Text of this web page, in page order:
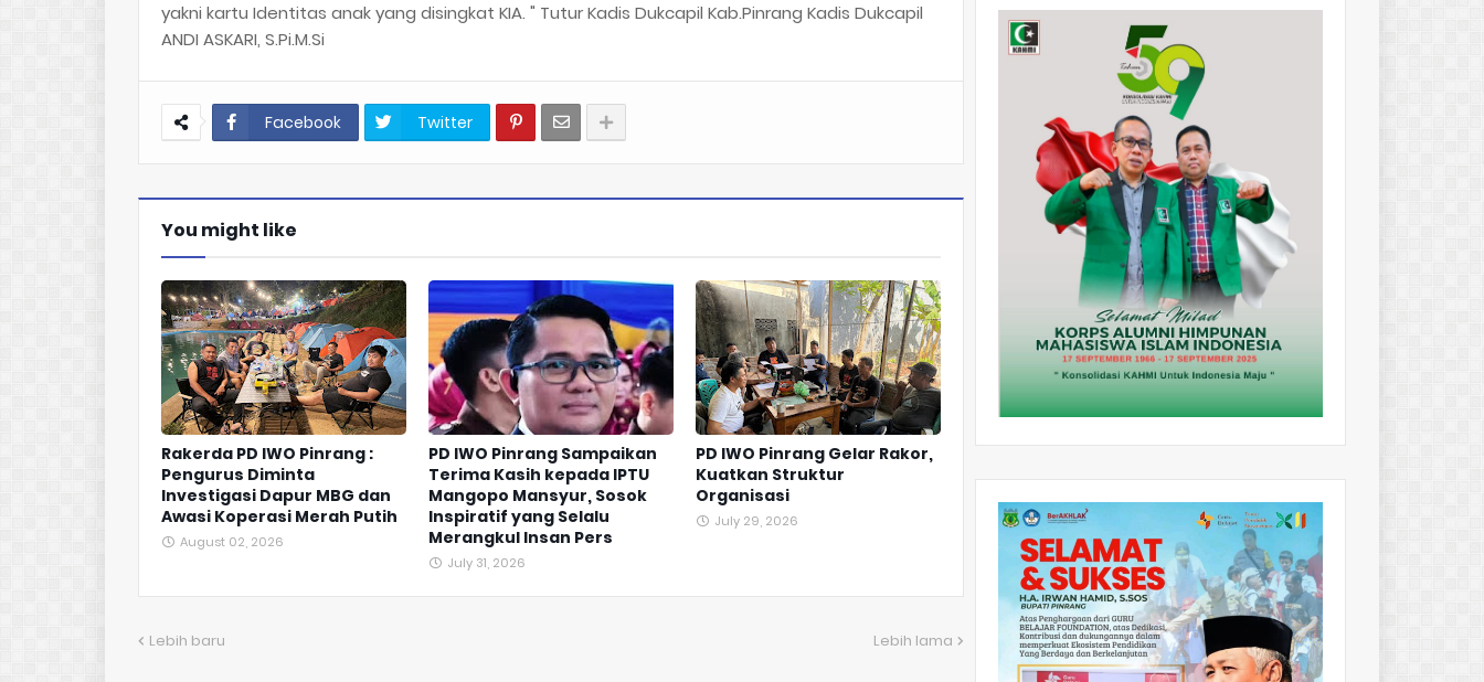
yakni kartu Identitas anak yang disingkat KIA. " Tutur Kadis Dukcapil Kab.Pinrang Kadis Dukcapil
ANDI ASKARI, S.Pi.M.Si
Facebook Twitter
You might like
Rakerda PD IWO Pinrang :
Pengurus Diminta
Investigasi Dapur MBG dan
Awasi Koperasi Merah Putih
August 02, 2026
PD IWO Pinrang Sampaikan
Terima Kasih kepada IPTU
Mangopo Mansyur, Sosok
Inspiratif yang Selalu
Merangkul Insan Pers
July 31, 2026
PD IWO Pinrang Gelar Rakor,
Kuatkan Struktur
Organisasi
July 29, 2026
Lebih baru Lebih lama